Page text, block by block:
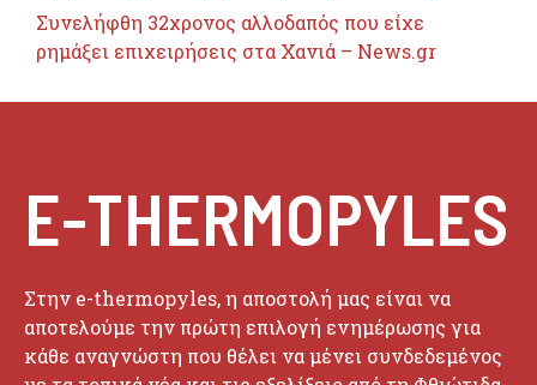
Συνελήφθη 32χρονος αλλοδαπός που είχε
ρημάξει επιχειρήσεις στα Χανιά – News.gr
E-THERMOPYLES
Στην e-thermopyles, η αποστολή μας είναι να
αποτελούμε την πρώτη επιλογή ενημέρωσης για
κάθε αναγνώστη που θέλει να μένει συνδεδεμένος